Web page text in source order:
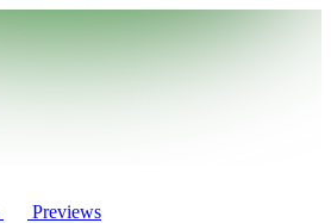
Previews